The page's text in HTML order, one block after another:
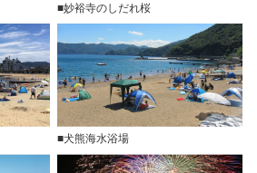
■妙裕寺のしだれ桜
■犬熊海水浴場